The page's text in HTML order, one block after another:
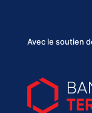
Avec le soutien